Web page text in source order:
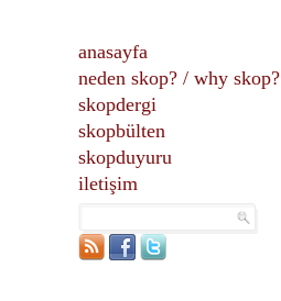
anasayfa
neden skop? / why skop?
skopdergi
skopbülten
skopduyuru
iletişim